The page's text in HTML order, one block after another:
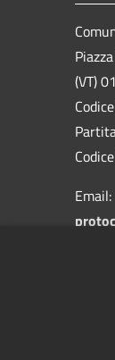
(VT)
Email: